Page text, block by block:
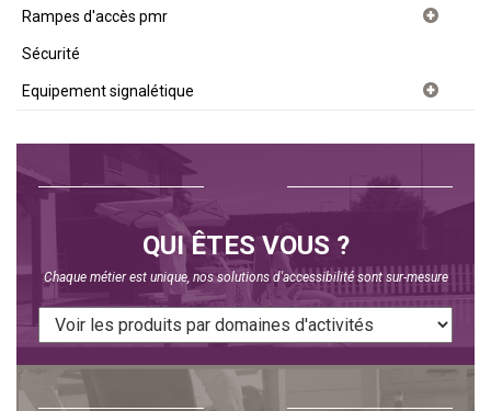
Rampes d'accès pmr
Sécurité
Equipement signalétique
QUI ÊTES VOUS ?
Chaque métier est unique, nos solutions d'accessibilité sont sur-mesure